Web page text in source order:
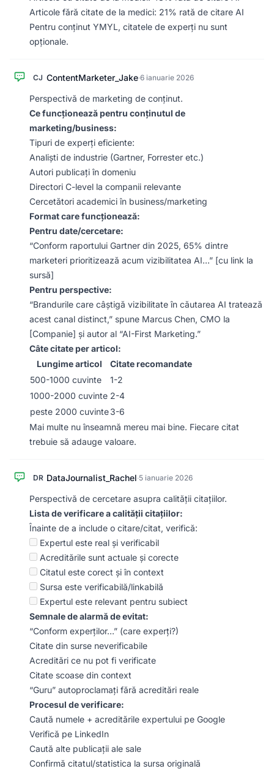
Articole fără citate de la medici: 21% rată de citare AI
Pentru conținut YMYL, citatele de experți nu sunt
opționale.
CJ ContentMarketer_Jake·6 ianuarie 2026
Perspectivă de marketing de conținut.
Ce funcționează pentru conținutul de
marketing/business:
Tipuri de experți eficiente:
Analiști de industrie (Gartner, Forrester etc.)
Autori publicați în domeniu
Directori C-level la companii relevante
Cercetători academici în business/marketing
Format care funcționează:
Pentru date/cercetare:
“Conform raportului Gartner din 2025, 65% dintre
marketeri prioritizează acum vizibilitatea AI…” [cu link la
sursă]
Pentru perspective:
“Brandurile care câștigă vizibilitate în căutarea AI tratează
acest canal distinct,” spune Marcus Chen, CMO la
[Companie] și autor al “AI-First Marketing.”
Câte citate per articol:
Lungime articol
Citate recomandate
500-1000 cuvinte
1-2
1000-2000 cuvinte 2-4
peste 2000 cuvinte3-6
Mai multe nu înseamnă mereu mai bine. Fiecare citat
trebuie să adauge valoare.
DR DataJournalist_Rachel·5 ianuarie 2026
Perspectivă de cercetare asupra calității citațiilor.
Lista de verificare a calității citațiilor:
Înainte de a include o citare/citat, verifică:
Expertul este real și verificabil
Acreditările sunt actuale și corecte
Citatul este corect și în context
Sursa este verificabilă/linkabilă
Expertul este relevant pentru subiect
Semnale de alarmă de evitat:
“Conform experților…” (care experți?)
Citate din surse neverificabile
Acreditări ce nu pot fi verificate
Citate scoase din context
“Guru” autoproclamați fără acreditări reale
Procesul de verificare:
Caută numele + acreditările expertului pe Google
Verifică pe LinkedIn
Caută alte publicații ale sale
Confirmă citatul/statistica la sursa originală